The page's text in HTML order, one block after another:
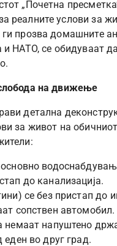
„Почетна
реалните услови за
прозва домашните
и НАТО, се обидуваат
на движење
детална
за живот на
до канализација.
се без пристап до
сопствен автомобил.
немаат напуштено
еден во друг град.